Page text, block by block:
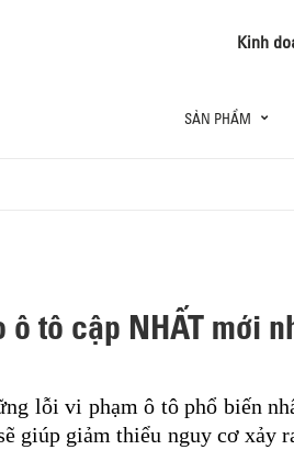
Kinh
SẢN PHẨM
tô cập NHẤT mới
lỗi vi phạm ô tô phổ biến
giúp giảm thiểu nguy cơ xảy